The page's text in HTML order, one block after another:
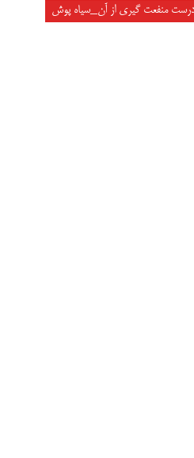
منفعت گیری از آن_سیاه پوش